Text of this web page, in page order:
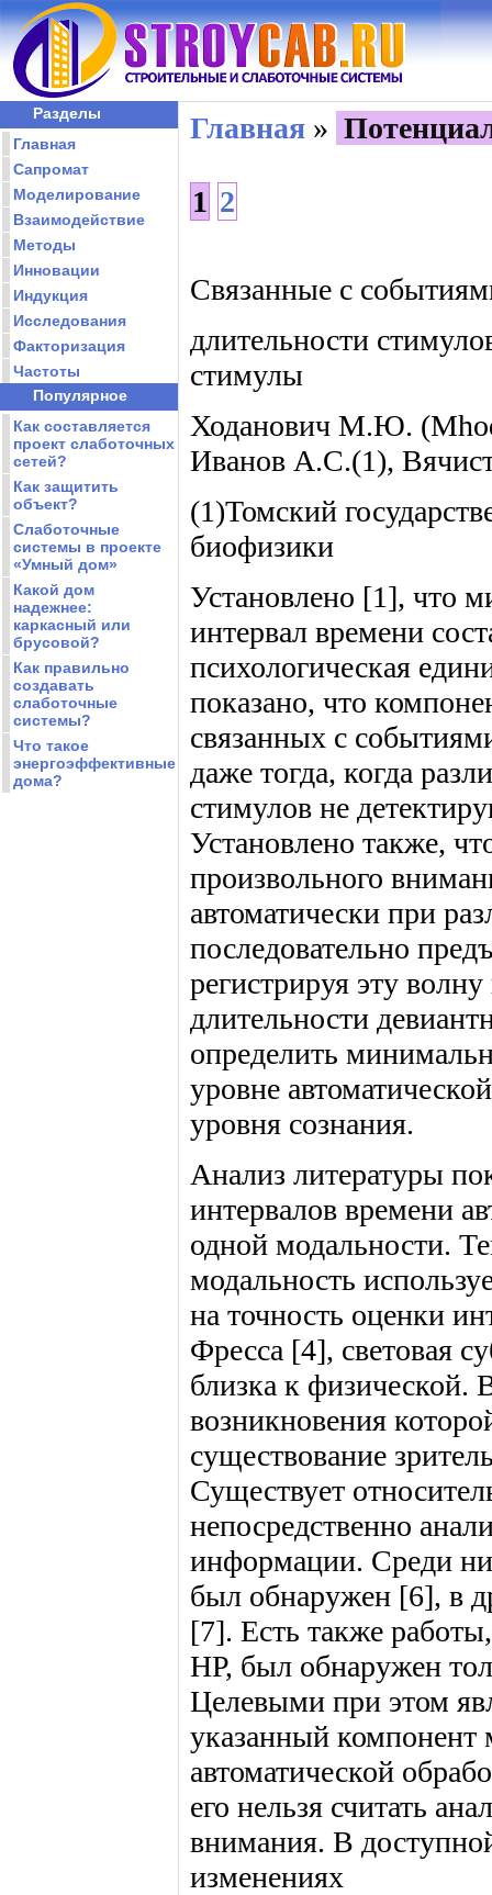
Разделы
Главная
Сапромат
Моделирование
Взаимодействие
Методы
Инновации
Индукция
Исследования
Факторизация
Частоты
Популярное
Как составляется
проект слаботочных
сетей?
Как защитить
объект?
Слаботочные
системы в проекте
«Умный дом»
Какой дом
надежнее:
каркасный или
брусовой?
Как правильно
создавать
слаботочные
системы?
Что такое
энергоэффективные
дома?
Главная »
1 2
Связанные с
длительности
стимулы
Ходанович М.Ю.
Иванов А.С.(1),
(1)Томский
биофизики
Установлено [1], что
интервал времени
психологическая
показано, что
связанных с
даже тогда, когда
стимулов не
Установлено также,
произвольного
автоматически при
последовательно
регистрируя эту
длительности
определить
уровне
уровня сознания.
Анализ литературы
интервалов времени
одной модальности.
модальность
на точность оценки
Фресса [4], световая
близка к физической.
возникновения
существование
Существует
непосредственно
информации. Среди
был обнаружен [6], в
[7]. Есть также
НР, был обнаружен
Целевыми при этом
указанный компонент
автоматической
его нельзя считать
внимания. В
изменениях